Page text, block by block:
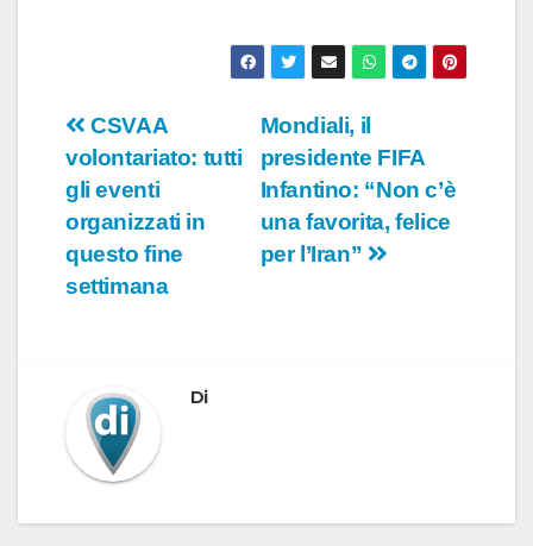
Navigazione
articoli
Mondiali, il
presidente FIFA
Infantino: “Non c’è
una favorita, felice
per l’Iran”
CSVAA
volontariato: tutti
gli eventi
organizzati in
questo fine
settimana
Di